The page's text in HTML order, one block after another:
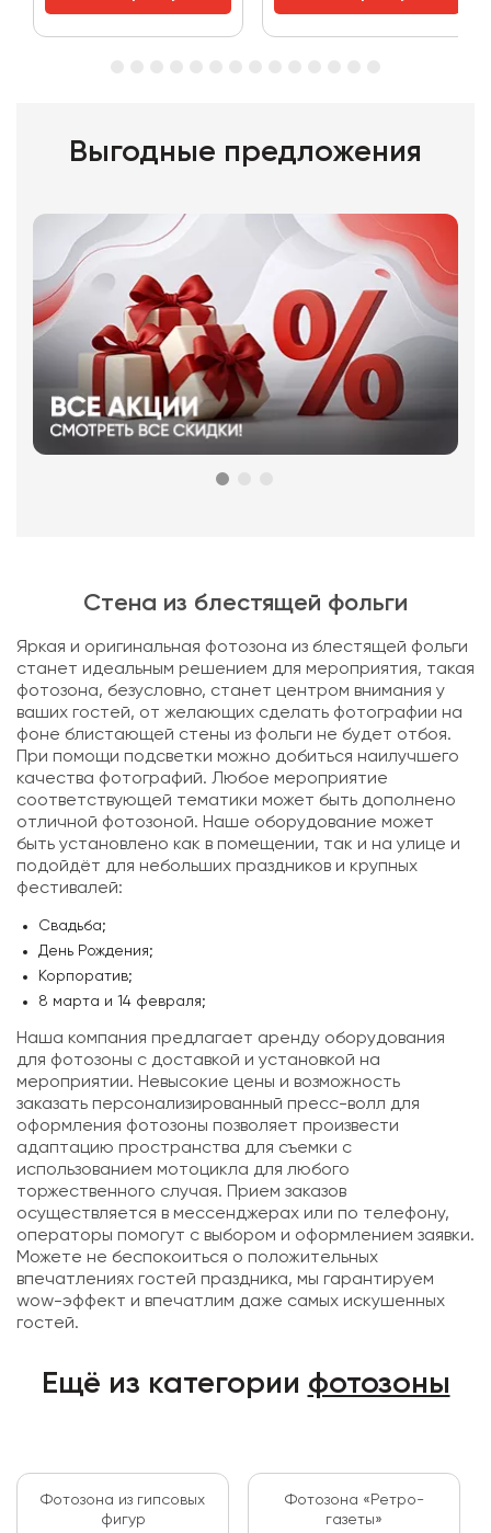
Выгодные предложения
Стена из блестящей фольги
Яркая и оригинальная фотозона из блестящей фольги
станет идеальным решением для мероприятия, такая
фотозона, безусловно, станет центром внимания у
ваших гостей, от желающих сделать фотографии на
фоне блистающей стены из фольги не будет отбоя.
При помощи подсветки можно добиться наилучшего
качества фотографий. Любое мероприятие
соответствующей тематики может быть дополнено
отличной фотозоной. Наше оборудование может
быть установлено как в помещении, так и на улице и
подойдёт для небольших праздников и крупных
фестивалей:
Свадьба;
День Рождения;
Корпоратив;
8 марта и 14 февраля;
Наша компания предлагает аренду оборудования
для фотозоны с доставкой и установкой на
мероприятии. Невысокие цены и возможность
заказать персонализированный пресс-волл для
оформления фотозоны позволяет произвести
адаптацию пространства для съемки с
использованием мотоцикла для любого
торжественного случая. Прием заказов
осуществляется в мессенджерах или по телефону,
операторы помогут с выбором и оформлением заявки.
Можете не беспокоиться о положительных
впечатлениях гостей праздника, мы гарантируем
wow-эффект и впечатлим даже самых искушенных
гостей.
Ещё из категории фотозоны
Фотозона из гипсовых
фигур
Фотозона «Ретро-
газеты»